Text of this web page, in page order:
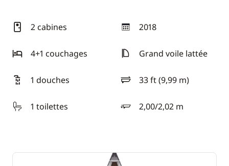
2 cabines 2018
année
4+1 couchages
Grand voile lattée
1 douches 33 ft (9,99 m)
longueur
1 toilettes
2,00/2,02 m
tirant d'eau